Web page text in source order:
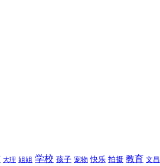
大理 姐姐 学校 孩子 宠物 快乐 拍摄 教育 文昌